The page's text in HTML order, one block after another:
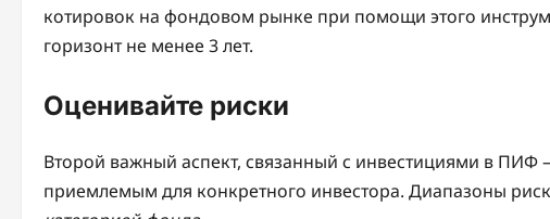
котировок на фондовом рынке при помощи этого
горизонт не менее 3 лет.
Оценивайте риски
Второй важный аспект, связанный с инвестициями в
приемлемым для конкретного инвестора. Диапазоны